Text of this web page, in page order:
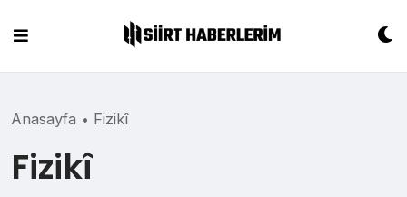
content
Anasayfa • Fizikî
Fizikî